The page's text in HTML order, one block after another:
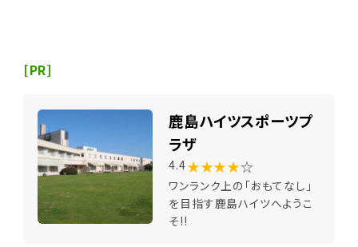
[PR]
鹿島ハイツスポーツプ
ラザ
4.4★★★★☆
ワンランク上の「おもてなし」
を目指す鹿島ハイツへようこ
そ!!